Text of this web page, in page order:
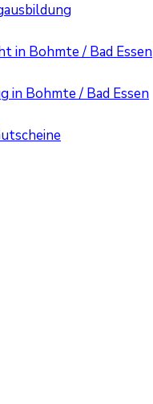
in Bohmte / Bad Essen
in Bohmte / Bad Essen